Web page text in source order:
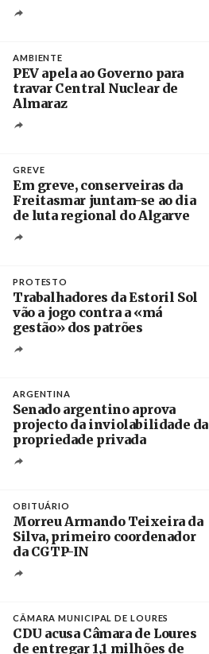
AMBIENTE
PEV apela ao Governo para
travar Central Nuclear de
Almaraz
GREVE
Em greve, conserveiras da
Freitasmar juntam-se ao dia
de luta regional do Algarve
PROTESTO
Trabalhadores da Estoril Sol
vão a jogo contra a «má
gestão» dos patrões
ARGENTINA
Senado argentino aprova
projecto da inviolabilidade da
propriedade privada
OBITUÁRIO
Morreu Armando Teixeira da
Silva, primeiro coordenador
da CGTP-IN
CÂMARA MUNICIPAL DE LOURES
CDU acusa Câmara de Loures
de entregar 1,1 milhões de